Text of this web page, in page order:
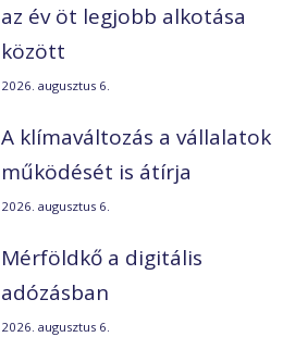
az év öt legjobb alkotása
között
2026. augusztus 6.
A klímaváltozás a vállalatok
működését is átírja
2026. augusztus 6.
Mérföldkő a digitális
adózásban
2026. augusztus 6.